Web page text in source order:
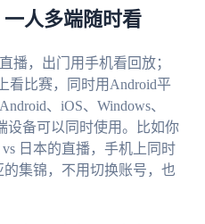
人多端随时看
播，出门用手机看回放；
看比赛，同时用Android平
、iOS、Windows、
设备可以同时使用。比如你
日本的直播，手机上同时
集锦，不用切换账号，也